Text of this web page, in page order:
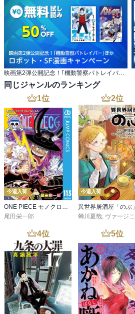
映画第2弾公開記念！｢機動警察パトレイバー｣ほか ロボット・SF漫画キャンペーン
同じジャンルのランキング
1位
今週入荷
ONE PIECE モノクロ版 115
尾田栄一郎
2位
今週入荷
蝉川夏哉, ヴァージニア二等兵
4位 5位